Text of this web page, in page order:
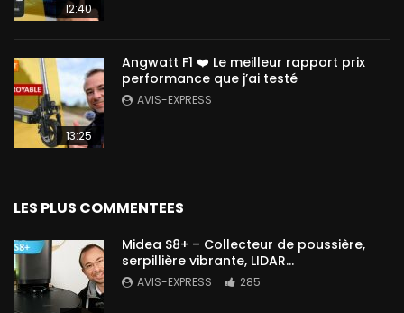
12:40
13:25
Angwatt F1 ❤️ Le meilleur rapport prix
performance que j’ai testé
AVIS-EXPRESS
LES PLUS COMMENTEES
Midea S8+ – Collecteur de poussière,
serpillière vibrante, LIDAR…
AVIS-EXPRESS 285